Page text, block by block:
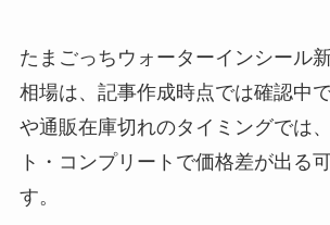
たまごっちウォーターインシール
相場は、記事作成時点では確認中
や通販在庫切れのタイミングでは
ト・コンプリートで価格差が出る
す。